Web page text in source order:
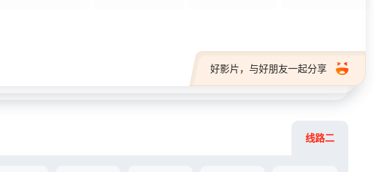
好影片，与好朋友一起分享
线路二